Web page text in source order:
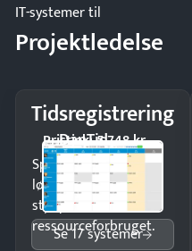
IT-systemer til
Projektledelse
Tidsregistrering
DanTid
Pristjek: 5.748 kr
Spar tid på
lønberegning og få
styr på
ressourceforbruget.
Se 17 systemer